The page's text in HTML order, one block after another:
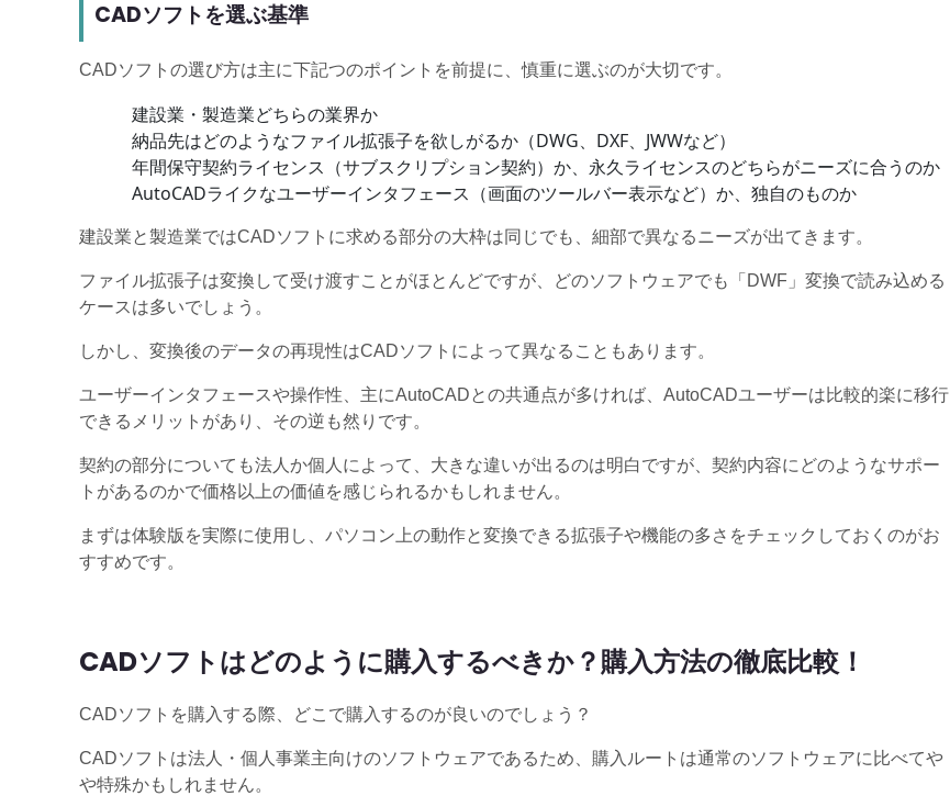
CADソフトを選ぶ基準
CADソフトの選び方は主に下記つのポイントを前提に、慎重に選ぶのが大切です。
建設業・製造業どちらの業界か
納品先はどのようなファイル拡張子を欲しがるか（DWG、DXF、JWWなど）
年間保守契約ライセンス（サブスクリプション契約）か、永久ライセンスのどちらがニーズに合うのか
AutoCADライクなユーザーインタフェース（画面のツールバー表示など）か、独自のものか
建設業と製造業ではCADソフトに求める部分の大枠は同じでも、細部で異なるニーズが出てきます。
ファイル拡張子は変換して受け渡すことがほとんどですが、どのソフトウェアでも「DWF」変換で読み込める
ケースは多いでしょう。
しかし、変換後のデータの再現性はCADソフトによって異なることもあります。
ユーザーインタフェースや操作性、主にAutoCADとの共通点が多ければ、AutoCADユーザーは比較的楽に移行
できるメリットがあり、その逆も然りです。
契約の部分についても法人か個人によって、大きな違いが出るのは明白ですが、契約内容にどのようなサポー
トがあるのかで価格以上の価値を感じられるかもしれません。
まずは体験版を実際に使用し、パソコン上の動作と変換できる拡張子や機能の多さをチェックしておくのがお
すすめです。
CADソフトはどのように購入するべきか？購入方法の徹底比較！
CADソフトを購入する際、どこで購入するのが良いのでしょう？
CADソフトは法人・個人事業主向けのソフトウェアであるため、購入ルートは通常のソフトウェアに比べてや
や特殊かもしれません。